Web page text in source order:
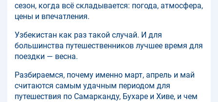
сезон, когда всё складывается: погода, атмосфера,
цены и впечатления.
Узбекистан как раз такой случай. И для
большинства путешественников лучшее время для
поездки — весна.
Разбираемся, почему именно март, апрель и май
считаются самым удачным периодом для
путешествия по Самарканду, Бухаре и Хиве, и чем